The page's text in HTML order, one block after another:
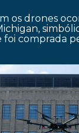
os drones
comprada